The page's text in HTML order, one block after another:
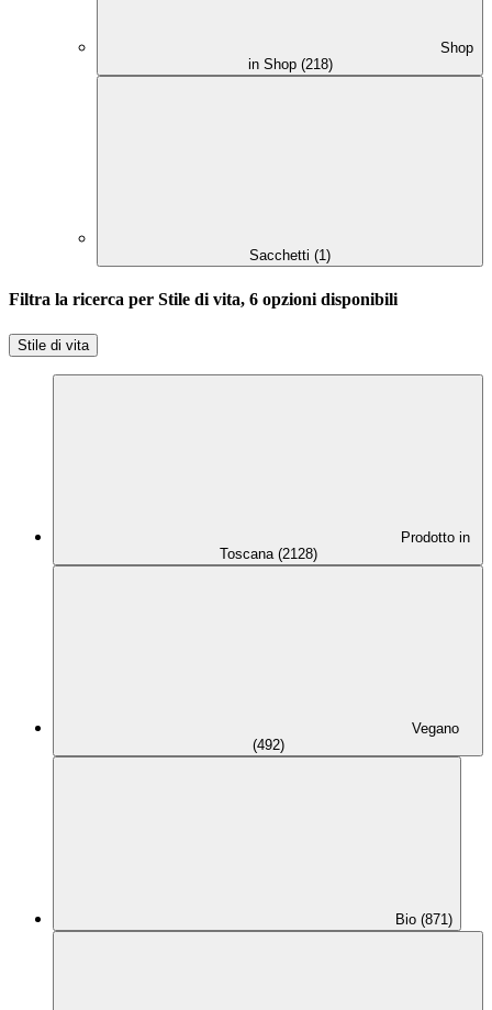
Shop
in Shop (218)
Sacchetti (1)
Filtra la ricerca per Stile di vita, 6 opzioni disponibili
Stile di vita
Prodotto in
Toscana (2128)
Vegano
(492)
Bio (871)